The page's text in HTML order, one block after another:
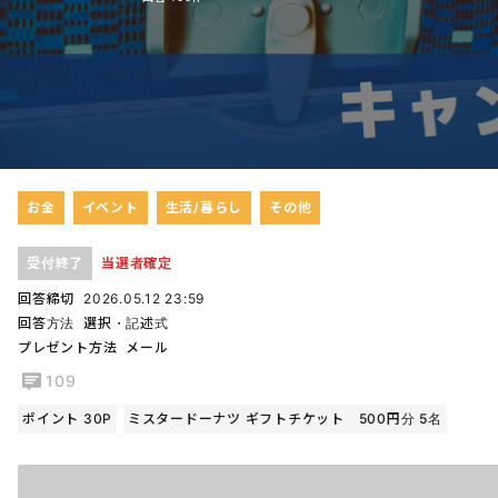
お金 イベント 生活/暮らし その他
受付終了 当選者確定
回答締切
2026.05.12 23:59
回答方法 選択・記述式
プレゼント方法
メール
109
ポイント 30P ミスタードーナツ ギフトチケット 500円分 5名